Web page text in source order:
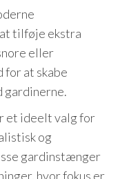
tilføje ekstra
eller
at skabe
gardinerne.
et ideelt valg for
og
gardinstænger
hvor fokus er